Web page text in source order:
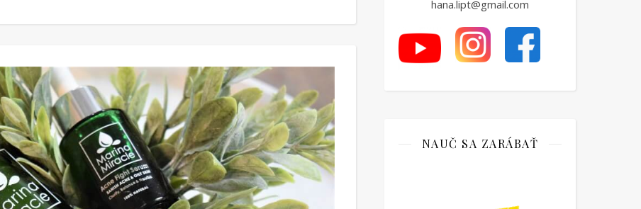
hana.lipt@gmail.com
NAUČ SA ZARÁBAŤ